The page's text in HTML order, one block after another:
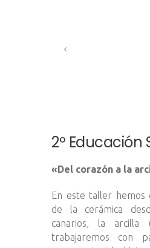
2º Educación
«Del corazón a la
En este taller hemos
de la cerámica
canarios, la arcilla
trabajaremos con